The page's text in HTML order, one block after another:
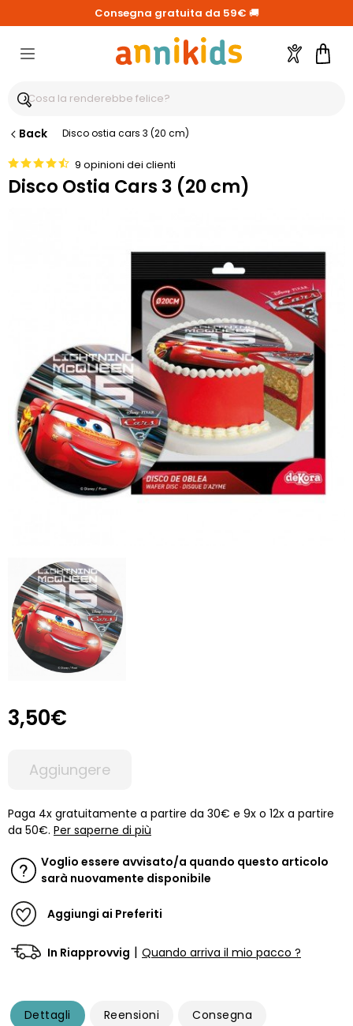
Consegna gratuita da 59€ 🚚
Account
Back Disco ostia cars 3 (20 cm)
9 opinioni dei clienti
Disco Ostia Cars 3 (20 cm)
3,50€
Aggiungere
Paga 4x gratuitamente a partire da 30€ e 9x o 12x a partire
da 50€. Per saperne di più
Voglio essere avvisato/a quando questo articolo
sarà nuovamente disponibile
Aggiungi ai Preferiti
In Riapprovvig | Quando arriva il mio pacco ?
Dettagli Reensioni Consegna